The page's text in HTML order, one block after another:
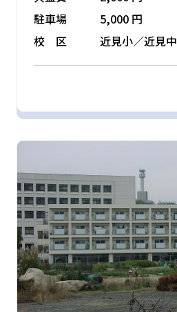
駐車場
5,000 円
校 区
近見小／近見中